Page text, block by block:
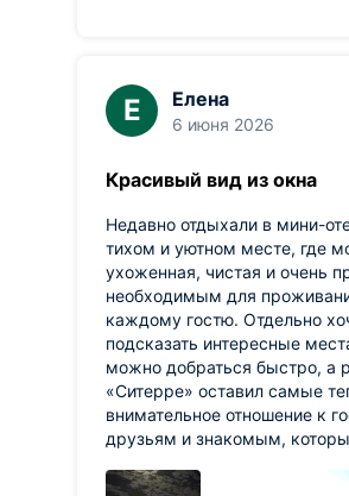
Е Елена
6 июня 2026
Красивый вид из окна
Недавно отдыхали в мини-
тихом и уютном месте, где
ухоженная, чистая и очень
необходимым для
каждому гостю. Отдельно
подсказать интересные
можно добраться быстро, а
«Ситерре» оставил самые
внимательное отношение к
друзьям и знакомым,